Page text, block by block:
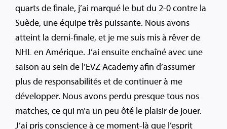
quarts de finale, j’ai marqué le but du 2-0 contre la
Suède, une équipe très puissante. Nous avons
atteint la demi-finale, et je me suis mis à rêver de
NHL en Amérique. J’ai ensuite enchaîné avec une
saison au sein de l’EVZ Academy afin d’assumer
plus de responsabilités et de continuer à me
développer. Nous avons perdu presque tous nos
matches, ce qui m’a un peu ôté le plaisir de jouer.
J’ai pris conscience à ce moment-là que l’esprit